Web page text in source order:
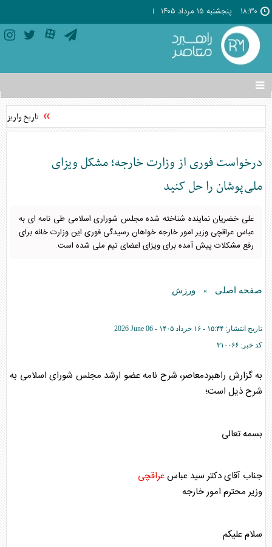
۱۸:۳۰ پنجشنبه ۱۵ مرداد ۱۴۰۵
تغییر
وضعیت
منوی
ها
تاریخ واریز
درخواست فوری از وزارت خارجه؛ مشکل ویزای
ملی‌پوشان را حل کنید
علی خضریان نماینده شناخته شده مجلس شوراری اسلامی طی نامه ای به
عباس عراقچی وزیر امور خارجه خواهان رسیدگی فوری این وزارت خانه برای
رفع مشکلات پیش آمده برای ویزای اعضای تیم ملی شده است.
صفحه اصلی » ورزش
تاریخ انتشار: ۱۵:۴۴ - ۱۶ خرداد ۱۴۰۵ -
2026 June 06
کد خبر: ۳۱۰۰۶۶
به گزارش راهبردمعاصر، شرح نامه عضو ارشد مجلس شورای اسلامی به
شرح ذیل است؛
بسمه تعالی
جناب آقای دکتر سید عباس عراقچی
وزیر محترم امور خارجه
سلام علیکم